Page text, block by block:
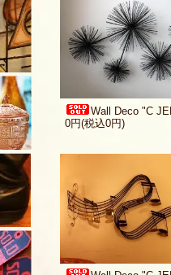
Wall Deco "C
0円(税込0円)